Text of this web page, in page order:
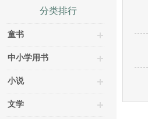
分类排行
童书
中小学用书
小说
文学